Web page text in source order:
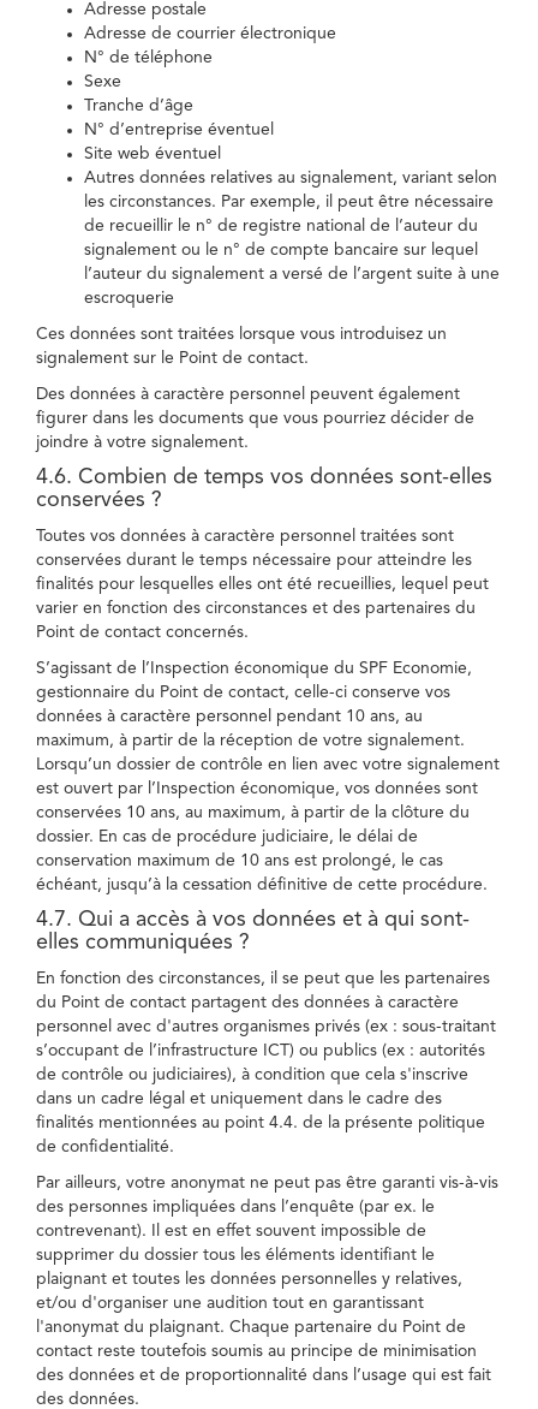
Adresse postale
Adresse de courrier électronique
N° de téléphone
Sexe
Tranche d’âge
N° d’entreprise éventuel
Site web éventuel
Autres données relatives au signalement, variant selon
les circonstances. Par exemple, il peut être nécessaire
de recueillir le n° de registre national de l’auteur du
signalement ou le n° de compte bancaire sur lequel
l’auteur du signalement a versé de l’argent suite à une
escroquerie
Ces données sont traitées lorsque vous introduisez un
signalement sur le Point de contact.
Des données à caractère personnel peuvent également
figurer dans les documents que vous pourriez décider de
joindre à votre signalement.
4.6. Combien de temps vos données sont-elles
conservées ?
Toutes vos données à caractère personnel traitées sont
conservées durant le temps nécessaire pour atteindre les
finalités pour lesquelles elles ont été recueillies, lequel peut
varier en fonction des circonstances et des partenaires du
Point de contact concernés.
S’agissant de l’Inspection économique du SPF Economie,
gestionnaire du Point de contact, celle-ci conserve vos
données à caractère personnel pendant 10 ans, au
maximum, à partir de la réception de votre signalement.
Lorsqu’un dossier de contrôle en lien avec votre signalement
est ouvert par l’Inspection économique, vos données sont
conservées 10 ans, au maximum, à partir de la clôture du
dossier. En cas de procédure judiciaire, le délai de
conservation maximum de 10 ans est prolongé, le cas
échéant, jusqu’à la cessation définitive de cette procédure.
4.7. Qui a accès à vos données et à qui sont-
elles communiquées ?
En fonction des circonstances, il se peut que les partenaires
du Point de contact partagent des données à caractère
personnel avec d'autres organismes privés (ex : sous-traitant
s’occupant de l’infrastructure ICT) ou publics (ex : autorités
de contrôle ou judiciaires), à condition que cela s'inscrive
dans un cadre légal et uniquement dans le cadre des
finalités mentionnées au point 4.4. de la présente politique
de confidentialité.
Par ailleurs, votre anonymat ne peut pas être garanti vis-à-vis
des personnes impliquées dans l’enquête (par ex. le
contrevenant). Il est en effet souvent impossible de
supprimer du dossier tous les éléments identifiant le
plaignant et toutes les données personnelles y relatives,
et/ou d'organiser une audition tout en garantissant
l'anonymat du plaignant. Chaque partenaire du Point de
contact reste toutefois soumis au principe de minimisation
des données et de proportionnalité dans l’usage qui est fait
des données.